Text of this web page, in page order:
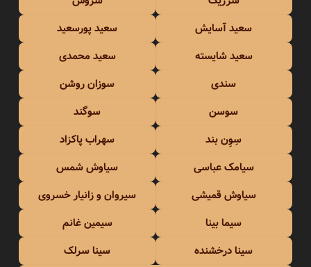
سعید آسایش
سعید پورسعید
سعید شایسته
سعید محمدی
سندی
سوزان روشن
سوسن
سوگند
سِوِن بند
سهراب پاکزاد
سیامک عباسی
سیاوش شمس
سیاوش قمیشی
سیروان و زانیار خسروی
سیما بینا
سیمین غانم
سینا درخشنده
سینا سرلک